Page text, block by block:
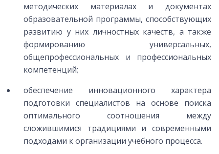
методических материалах и документах
образовательной программы, способствующих
развитию у них личностных качеств, а также
формированию универсальных,
общепрофессиональных и профессиональных
компетенций;
обеспечение инновационного характера
подготовки специалистов на основе поиска
оптимального соотношения между
сложившимися традициями и современными
подходами к организации учебного процесса.